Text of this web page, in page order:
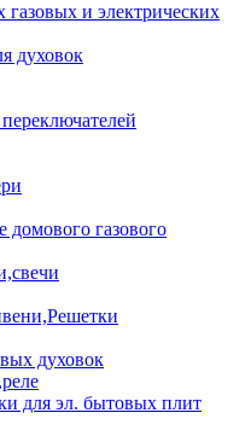
газовых и электрических
духовок
газового
духовок
для эл. бытовых плит